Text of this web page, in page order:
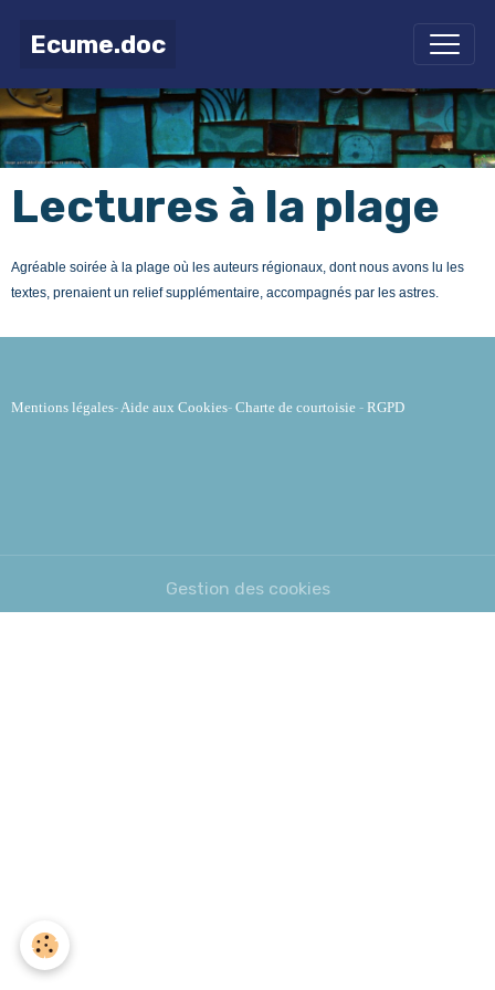
Ecume.doc
Lectures à la plage
Agréable soirée à la plage où les auteurs régionaux, dont nous avons lu les
textes, prenaient un relief supplémentaire, accompagnés par les astres.
Mentions légales- Aide aux Cookies- Charte de courtoisie - RGPD
Gestion des cookies